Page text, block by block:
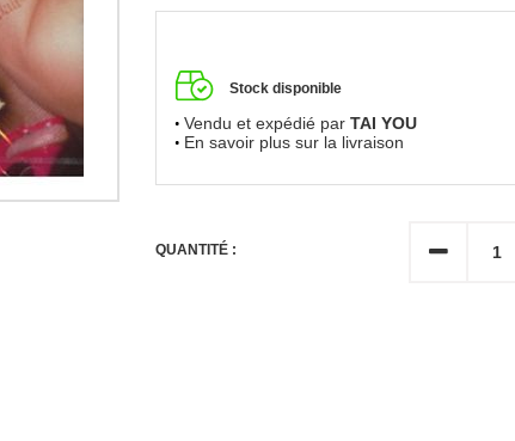
Stock disponible
Vendu et expédié par TAI YOU
En savoir plus sur la livraison
QUANTITÉ :